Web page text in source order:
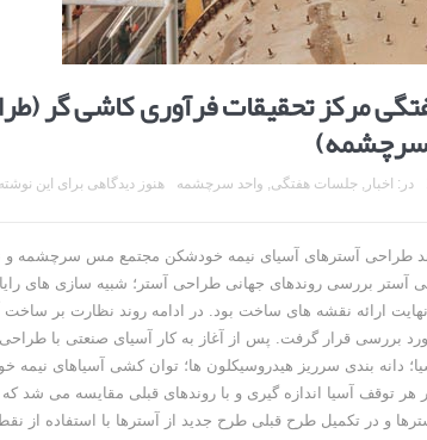
مرکز تحقیقات فرآوری کاشی گر
در: اخبار ,جلسات هفتگی, واحد سرچشمه هنوز دیدگاهی برای این
آستر بررسی روندهای جهانی طراحی آستر؛ شبیه سازی های
نهایت ارائه نقشه های ساخت بود. در ادامه روند نظارت بر
بررسی قرار گرفت. پس از آغاز به کار آسیای صنعتی با
دانه بندی سرریز هیدروسیکلون ها؛ توان کشی آسیاهای نیمه
توقف آسیا اندازه گیری و با روندهای قبلی مقایسه می شد
و در تکمیل طرح قبلی طرح جدید از آسترها با استفاده از